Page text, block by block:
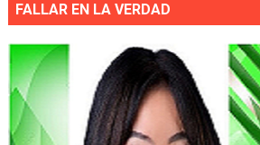
FALLAR EN LA VERDAD